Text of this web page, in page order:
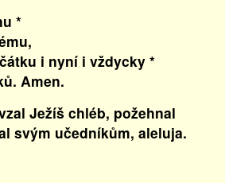
*
i nyní i vždycky *
Amen.
Ježíš chléb, požehnal
svým učedníkům, aleluja.